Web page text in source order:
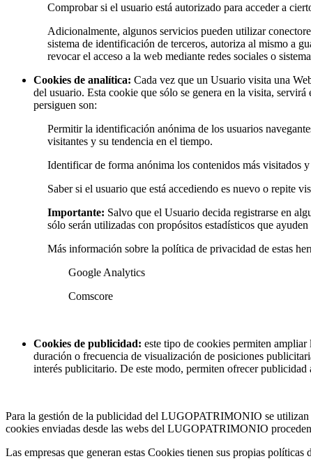
Comprobar si el usuario está autorizado para acceder a
Adicionalmente, algunos servicios pueden utilizar
sistema de identificación de terceros, autoriza al mismo a
revocar el acceso a la web mediante redes sociales o
Cookies de analítica: Cada vez que un Usuario visita una
del usuario. Esta cookie que sólo se genera en la visita,
persiguen son:
Permitir la identificación anónima de los usuarios
visitantes y su tendencia en el tiempo.
Identificar de forma anónima los contenidos más visitados
Saber si el usuario que está accediendo es nuevo o repite
Importante: Salvo que el Usuario decida registrarse en
sólo serán utilizadas con propósitos estadísticos que
Más información sobre la política de privacidad de estas
Google Analytics
Comscore
Cookies de publicidad: este tipo de cookies permiten
duración o frecuencia de visualización de posiciones
interés publicitario. De este modo, permiten ofrecer publicidad
Para la gestión de la publicidad del LUGOPATRIMONIO se utilizan
cookies enviadas desde las webs del LUGOPATRIMONIO
Las empresas que generan estas Cookies tienen sus propias políticas